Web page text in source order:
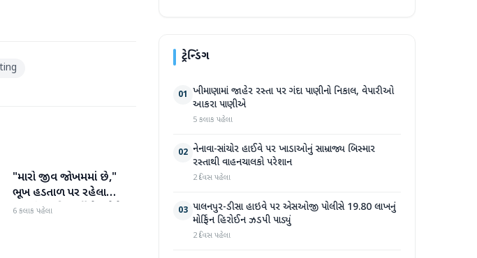
રાષ્ટ્રીય
"મારો જીવ જોખમમાં છે,"
ભૂખ હડતાળ પર રહેલા
ઝારખંડના વિદ્યાર્થી નેતા દેવેન્દ્ર
6 કલાક પહેલા
ટ્રેન્ડિંગ
01 ખીમાણામાં જાહેર રસ્તા પર ગંદા પાણીનો નિકાલ, વેપારીઓ
આકરા પાણીએ
5 કલાક પહેલા
02 નેનાવા-સાંચોર હાઈવે પર ખાડાઓનું સામ્રાજ્ય બિસ્માર
રસ્તાથી વાહનચાલકો પરેશાન
2 દિવસ પહેલા
03 પાલનપુર-ડીસા હાઇવે પર એસઓજી પોલીસે 19.80 લાખનું
મોર્ફિન હિરોઈન ઝડપી પાડ્યું
2 દિવસ પહેલા